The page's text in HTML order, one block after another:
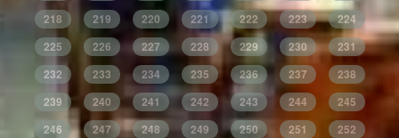
218
219 220 221 222 223
224
225
226 227 228 229 230
231
232
233 234 235 236 237
238
239
240 241 242 243 244
245
246
247 248 249 250 251
252